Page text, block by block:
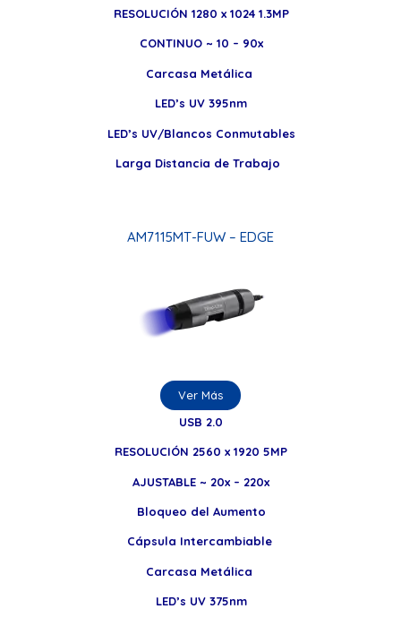
RESOLUCIÓN 1280 x 1024 1.3MP
CONTINUO ~ 10 – 90x
Carcasa Metálica
LED’s UV 395nm
LED’s UV/Blancos Conmutables
Larga Distancia de Trabajo
AM7115MT-FUW – EDGE
USB 2.0
RESOLUCIÓN 2560 x 1920 5MP
AJUSTABLE ~ 20x – 220x
Bloqueo del Aumento
Cápsula Intercambiable
Carcasa Metálica
LED’s UV 375nm
Ver Más